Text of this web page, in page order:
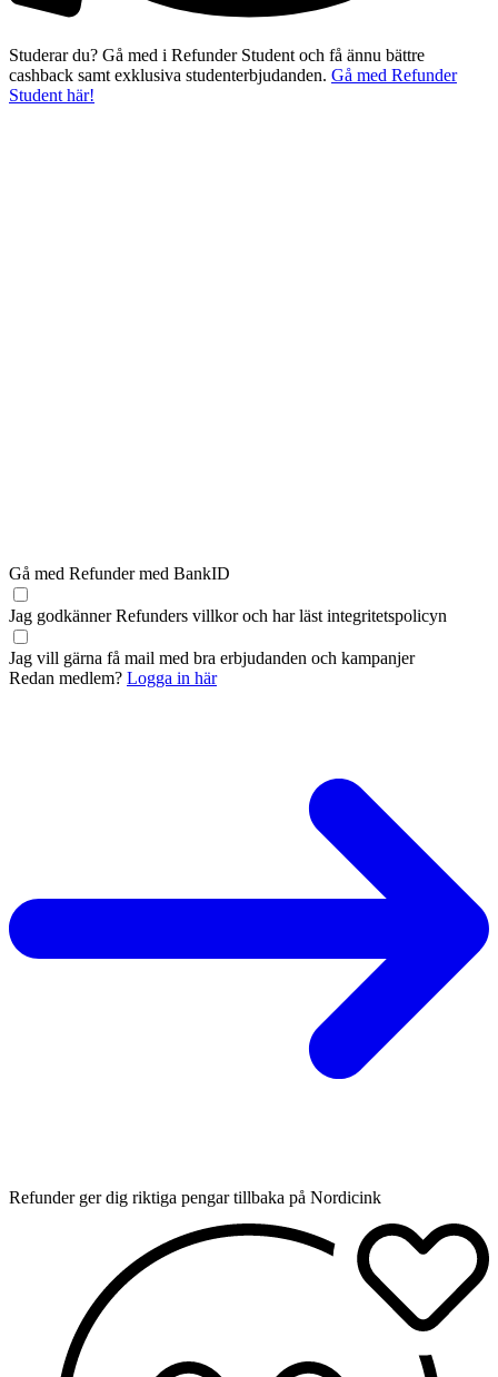
Studerar du? Gå med i Refunder Student och få ännu bättre
cashback samt exklusiva studenterbjudanden. Gå med Refunder
Student här!
Gå med Refunder med BankID
Jag godkänner Refunders villkoroch har läst integritetspolicyn
Jag vill gärna få mail med bra erbjudanden och kampanjer
Redan medlem? Logga in här
Refunder ger dig riktiga pengar tillbaka på Nordicink